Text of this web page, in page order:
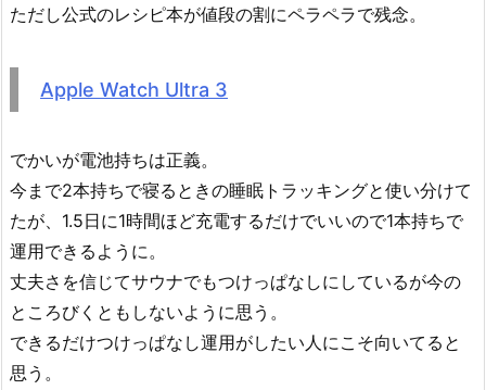
ただし公式のレシピ本が値段の割にペラペラで残念。
Apple Watch Ultra 3
でかいが電池持ちは正義。
今まで2本持ちで寝るときの睡眠トラッキングと使い分けて
たが、1.5日に1時間ほど充電するだけでいいので1本持ちで
運用できるように。
丈夫さを信じてサウナでもつけっぱなしにしているが今の
ところびくともしないように思う。
できるだけつけっぱなし運用がしたい人にこそ向いてると
思う。